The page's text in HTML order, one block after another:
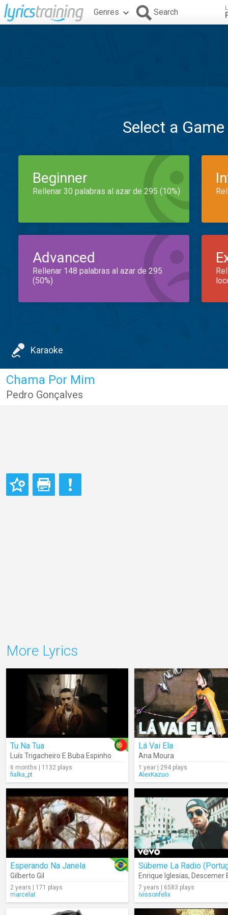
Genres Search
Select a
Beginner
Rellenar 30 palabras al azar de 295 (10%)
Advanced
Rellenar 148 palabras al azar de 295
(50%)
Karaoke
Chama Por Mim
Pedro Gonçalves
More Lyrics
Tu Na Tua
Luís Trigacheiro E Buba Espinho
6 months | 1132 plays
fialka_pt
Lá Vai Ela
Ana Moura
1 year | 294 plays
AlexKazuo
Esperando Na Janela
Gilberto Gil
2 years | 171 plays
marcelat
Enrique Iglesias, Descemer
7 years | 6583 plays
ivissonfelix